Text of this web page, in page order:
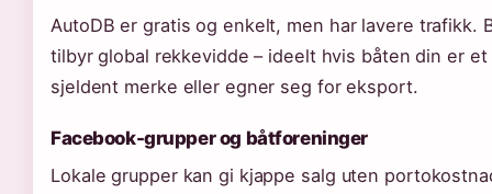
AutoDB er gratis og enkelt, men har lavere trafikk.
tilbyr global rekkevidde – ideelt hvis båten din er et
sjeldent merke eller egner seg for eksport.
Facebook-grupper og båtforeninger
Lokale grupper kan gi kjappe salg uten